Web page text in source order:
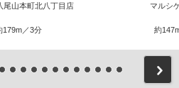
尾山本町北八丁目店
179m／3分
マルシ
約